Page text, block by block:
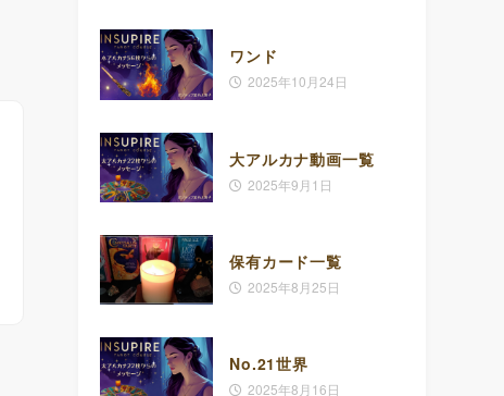
ワンド
2025年10月24日
大アルカナ動画一覧
2025年9月1日
保有カード一覧
2025年8月25日
No.21世界
2025年8月16日